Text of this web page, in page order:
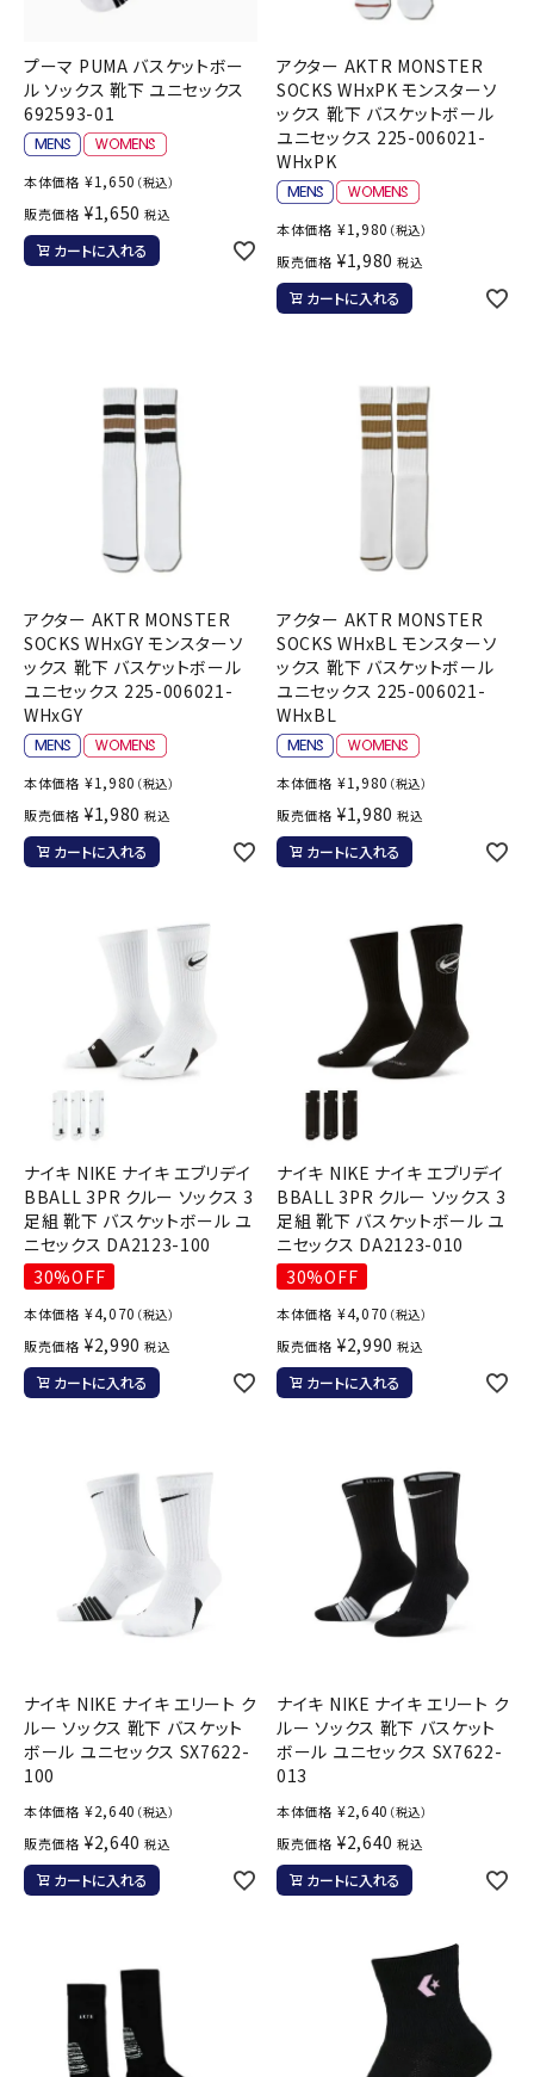
プーマ PUMA バスケットボー
ル ソックス 靴下 ユニセックス
692593-01
本体価格 ¥1,650 （税込）
販売価格 ¥1,650 税込
カートに入れる
アクター AKTR MONSTER
SOCKS WHxPK モンスターソ
ックス 靴下 バスケットボール
ユニセックス 225-006021-
WHxPK
本体価格 ¥1,980 （税込）
販売価格 ¥1,980 税込
カートに入れる
アクター AKTR MONSTER
SOCKS WHxGY モンスターソ
ックス 靴下 バスケットボール
ユニセックス 225-006021-
WHxGY
本体価格 ¥1,980 （税込）
販売価格 ¥1,980 税込
カートに入れる
アクター AKTR MONSTER
SOCKS WHxBL モンスターソ
ックス 靴下 バスケットボール
ユニセックス 225-006021-
WHxBL
本体価格 ¥1,980 （税込）
販売価格 ¥1,980 税込
カートに入れる
ナイキ NIKE ナイキ エブリデイ
BBALL 3PR クルー ソックス 3
足組 靴下 バスケットボール ユ
ニセックス DA2123-100
30%OFF
本体価格 ¥4,070 （税込）
販売価格 ¥2,990 税込
カートに入れる
ナイキ NIKE ナイキ エブリデイ
BBALL 3PR クルー ソックス 3
足組 靴下 バスケットボール ユ
ニセックス DA2123-010
30%OFF
本体価格 ¥4,070 （税込）
販売価格 ¥2,990 税込
カートに入れる
ナイキ NIKE ナイキ エリート ク
ルー ソックス 靴下 バスケット
ボール ユニセックス SX7622-
100
本体価格 ¥2,640 （税込）
販売価格 ¥2,640 税込
カートに入れる
ナイキ NIKE ナイキ エリート ク
ルー ソックス 靴下 バスケット
ボール ユニセックス SX7622-
013
本体価格 ¥2,640 （税込）
販売価格 ¥2,640 税込
カートに入れる